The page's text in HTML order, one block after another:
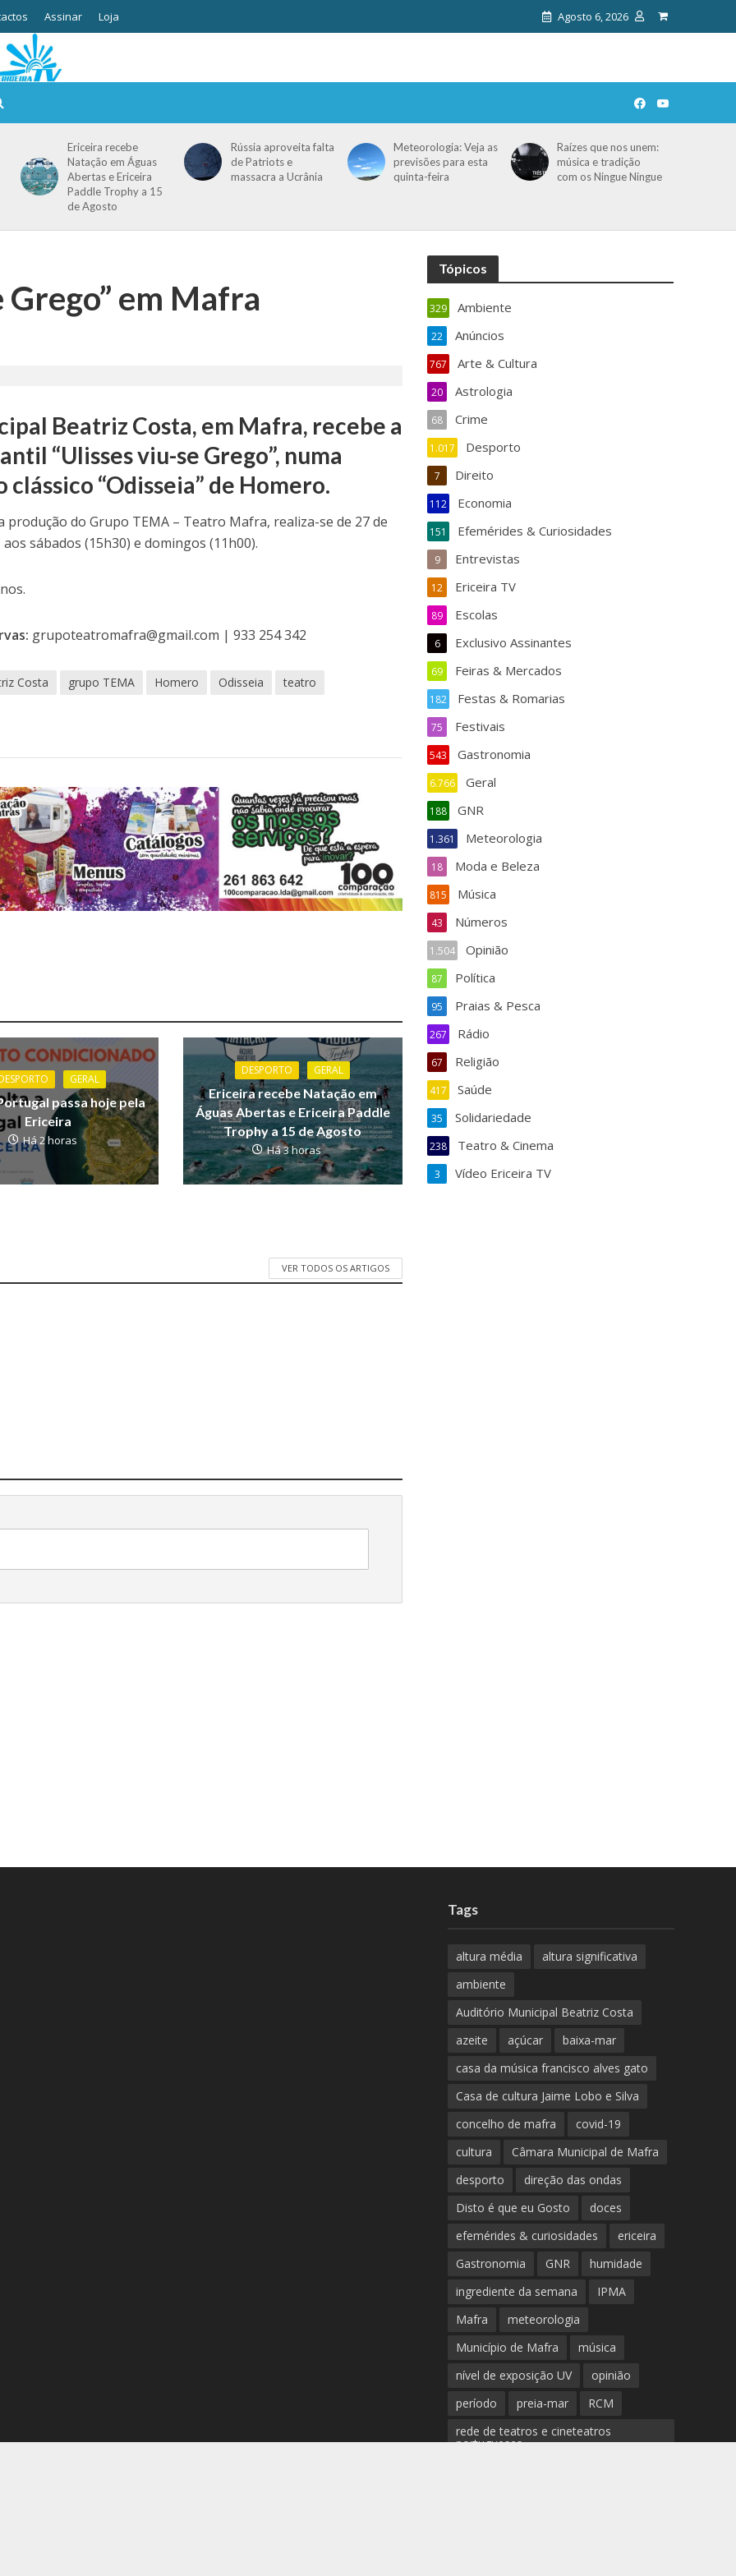
Assinar Loja Agosto 6, 2026
Ericeira recebe
Natação em Águas
Abertas e Ericeira
Paddle Trophy a 15
de Agosto
Rússia aproveita falta
de Patriots e
massacra a Ucrânia
Meteorologia: Veja as
previsões para esta
quinta-feira
Raízes que nos unem:
música e tradição
com os Ningue Ningue
Grego” em Mafra
Beatriz Costa, em Mafra, recebe a
“Ulisses viu-se Grego”, numa
“Odisseia” de Homero.
produção do Grupo TEMA – Teatro Mafra, realiza-se de 27 de
sábados (15h30) e domingos (11h00).
grupoteatromafra@gmail.com | 933 254 342
Costa grupo TEMA Homero Odisseia
teatro
GERAL
passa hoje pela
Ericeira
Há 2 horas
DESPORTO GERAL
Ericeira recebe Natação em
Águas Abertas e Ericeira Paddle
Trophy a 15 de Agosto
Há 3 horas
VER TODOS OS ARTIGOS
Tópicos
Ambiente
329
Anúncios
22
Arte & Cultura
767
Astrologia
20
Crime
68
Desporto
1.017
Direito
7
Economia
112
Efemérides & Curiosidades
151
Entrevistas
9
Ericeira TV
12
Escolas
89
Exclusivo Assinantes
6
Feiras & Mercados
69
Festas & Romarias
182
Festivais
75
Gastronomia
543
Geral
6.766
GNR
188
Meteorologia
1.361
Moda e Beleza
18
Música
815
Números
43
Opinião
1.504
Política
87
Praias & Pesca
95
Rádio
267
Religião
67
Saúde
417
Solidariedade
35
Teatro & Cinema
238
Vídeo Ericeira TV
3
Tags
altura média
altura significativa
ambiente
Auditório Municipal Beatriz Costa
azeite
açúcar
baixa-mar
casa da música francisco alves gato
Casa de cultura Jaime Lobo e Silva
concelho de mafra
covid-19
cultura
Câmara Municipal de Mafra
desporto
direção das ondas
Disto é que eu Gosto
doces
efemérides & curiosidades
ericeira
Gastronomia
GNR
humidade
ingrediente da semana
IPMA
Mafra
meteorologia
Município de Mafra
música
nível de exposição UV
opinião
período
preia-mar
RCM
rede de teatros e cineteatros
portugueses